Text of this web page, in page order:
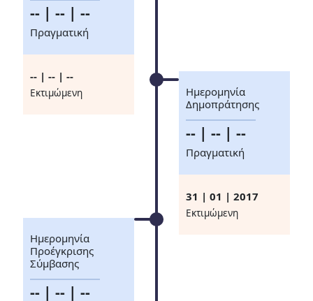
-- | -- | --
Πραγματική
-- | -- | --
Eκτιμώμενη
Ημερομηνία
Δημοπράτησης
-- | -- | --
Πραγματική
31 | 01 | 2017
Eκτιμώμενη
Ημερομηνία
Προέγκρισης
Σύμβασης
-- | -- | --